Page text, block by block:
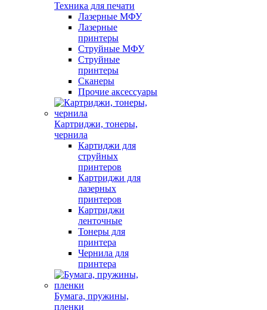
Техника для печати
Лазерные МФУ
Лазерные
принтеры
Струйные МФУ
Струйные
принтеры
Сканеры
Прочие аксессуары
Картриджи, тонеры,
чернила
Картиджи для
струйных
принтеров
Картриджи для
лазерных
принтеров
Картриджи
ленточные
Тонеры для
принтера
Чернила для
принтера
Бумага, пружины,
пленки